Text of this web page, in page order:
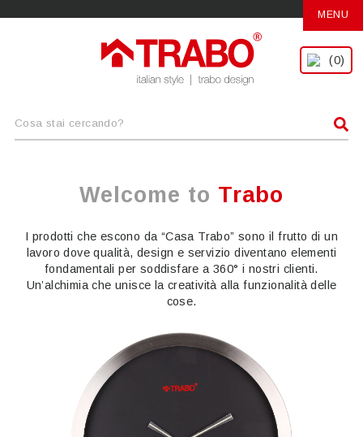
MENU
(0)
Welcome to Trabo
I prodotti che escono da “Casa Trabo” sono il frutto di un
lavoro dove qualità, design e servizio diventano elementi
fondamentali per soddisfare a 360° i nostri clienti.
Un’alchimia che unisce la creatività alla funzionalità delle
cose.